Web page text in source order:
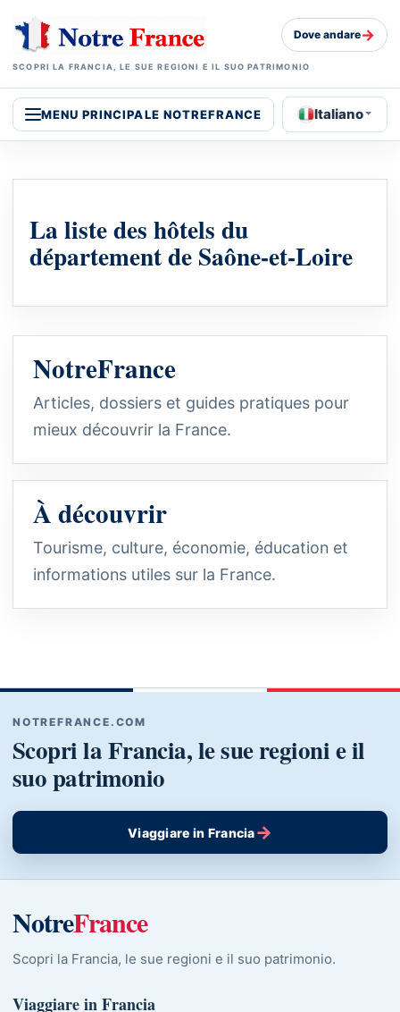
SCOPRI LA FRANCIA, LE SUE REGIONI E IL SUO PATRIMONIO
Dove andare→
MENU PRINCIPALE NOTREFRANCE Italiano
La liste des hôtels du
département de Saône-et-Loire
NotreFrance
Articles, dossiers et guides pratiques pour
mieux découvrir la France.
À découvrir
Tourisme, culture, économie, éducation et
informations utiles sur la France.
NOTREFRANCE.COM
Scopri la Francia, le sue regioni e il
suo patrimonio
Viaggiare in Francia→
NotreFrance
Scopri la Francia, le sue regioni e il suo patrimonio.
Viaggiare in Francia